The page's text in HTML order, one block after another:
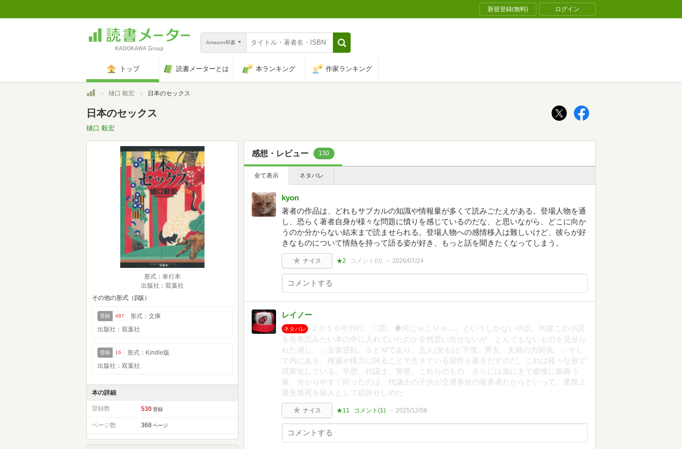
新規登録(無料) ログイン
Amazon和書
トップ 読書メーターとは 本ランキング 作家ランキング
トップ樋口 毅宏 日本のセックス
日本のセックス
樋口 毅宏
形式：単行本
出版社：双葉社
その他の形式（β版）
登録 487
形式：文庫
出版社：双葉社
登録 16
形式：Kindle版
出版社：双葉社
本の詳細
登録数 530 登録
ページ数 368 ページ
感想・レビュー 130
全て表示 ネタバレ
kyon
著者の作品は、どれもサブカルの知識や情報量が多くて読みごたえがある。登場人物を通
し、恐らく著者自身が様々な問題に憤りを感じているのだな、と思いながら、どこに向か
うのか分からない結末まで読ませられる。登場人物への感情移入は難しいけど、彼らが好
きなものについて情熱を持って語る姿が好き、もっと話を聞きたくなってしまう。
ナイス ★2 コメント(0) 2026/07/24
レイノー
ネタバレ
２０１０年刊行。◇図。◆何じゃこりゃ…。というしかない小説。何故この小説
を長年読みたい本の中に入れていたのか全然思い出せないが、とんでもないものを見せら
れた感じ。◇主客逆転。ＳとＭであり、主人(女も)と下僕、男女、夫婦の力関係。◇そし
て内にある、権威や権力に阿ることで生きている習性を暴きだすのだ。これは様々な形で
現実化している。学歴、代議士、警察。これらのもの、さらには嵩にきて傲慢に振舞う
輩。分かりやすく阿ったのは、代議士の子供が交通事故の被害者だからといって、業務上
過失致死を殺人として起訴せしめた
ナイス ★11 コメント(1) 2025/12/08